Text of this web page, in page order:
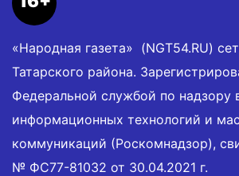
«Народная газета» (NGT54.RU)
Татарского района.
Федеральной службой по надзору
информационных технологий и
коммуникаций (Роскомнадзор),
№ ФС77-81032 от 30.04.2021 г.